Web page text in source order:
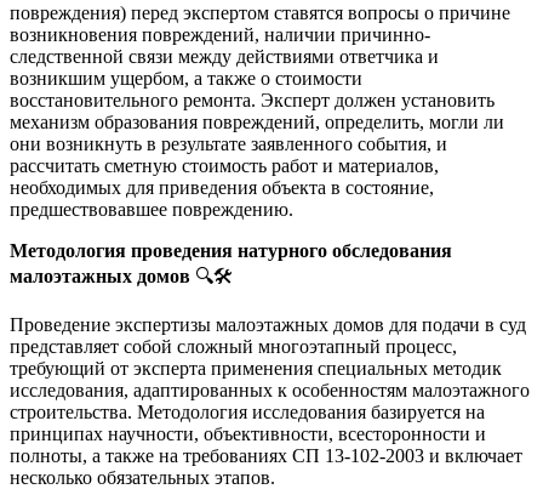
повреждения) перед экспертом ставятся вопросы о причине
возникновения повреждений, наличии причинно-
следственной связи между действиями ответчика и
возникшим ущербом, а также о стоимости
восстановительного ремонта. Эксперт должен установить
механизм образования повреждений, определить, могли ли
они возникнуть в результате заявленного события, и
рассчитать сметную стоимость работ и материалов,
необходимых для приведения объекта в состояние,
предшествовавшее повреждению.
Методология проведения натурного обследования
малоэтажных домов 🔍🛠️
Проведение экспертизы малоэтажных домов для подачи в суд
представляет собой сложный многоэтапный процесс,
требующий от эксперта применения специальных методик
исследования, адаптированных к особенностям малоэтажного
строительства. Методология исследования базируется на
принципах научности, объективности, всесторонности и
полноты, а также на требованиях СП 13-102-2003 и включает
несколько обязательных этапов.